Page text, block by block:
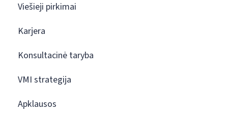
Viešieji pirkimai
Karjera
Konsultacinė taryba
VMI strategija
Apklausos